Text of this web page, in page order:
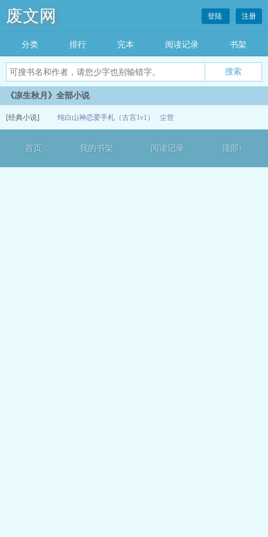
废文网 登陆 注册
分类 排行 完本 阅读记录 书架
《凉生秋月》全部小说
[经典小说] 纯白山神恋爱手札（古言1v1） 尘世
首页 我的书架 阅读记录 顶部↑